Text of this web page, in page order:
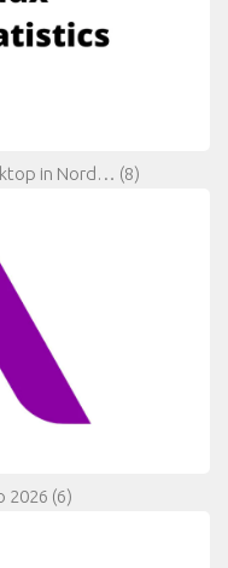
in Nord… (8)
2026 (6)